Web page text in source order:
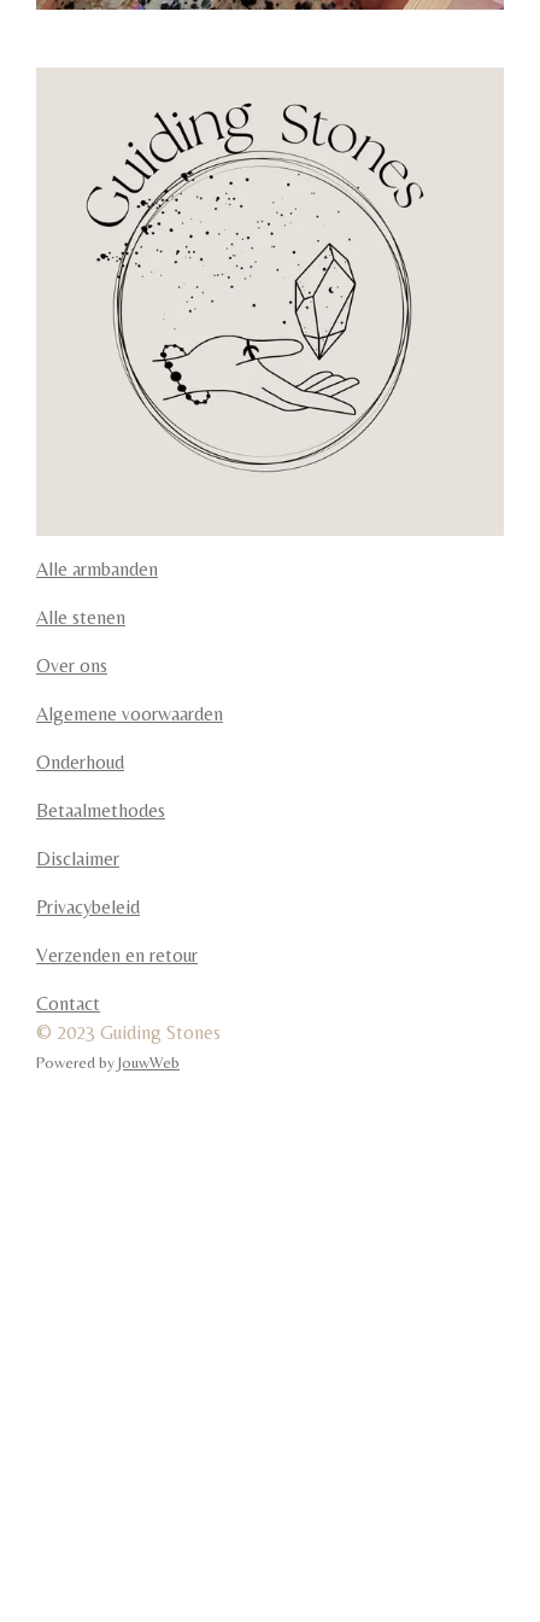
Alle armbanden
Alle stenen
Over ons
Algemene voorwaarden
Onderhoud
Betaalmethodes
Disclaimer
Privacybeleid
Verzenden en retour
Contact
© 2023 Guiding Stones
Powered by JouwWeb